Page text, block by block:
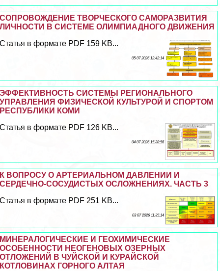
СОПРОВОЖДЕНИЕ ТВОРЧЕСКОГО САМОРАЗВИТИЯ
ЛИЧНОСТИ В СИСТЕМЕ ОЛИМПИАДНОГО ДВИЖЕНИЯ
Статья в формате PDF 159 KB...
05 07 2026 12:42:14
ЭФФЕКТИВНОСТЬ СИСТЕМЫ РЕГИОНАЛЬНОГО
УПРАВЛЕНИЯ ФИЗИЧЕСКОЙ КУЛЬТУРОЙ И СПОРТОМ
РЕСПУБЛИКИ КОМИ
Статья в формате PDF 126 KB...
04 07 2026 15:38:56
К ВОПРОСУ О АРТЕРИАЛЬНОМ ДАВЛЕНИИ И
СЕРДЕЧНО-СОСУДИСТЫХ ОСЛОЖНЕНИЯХ. ЧАСТЬ 3
Статья в формате PDF 251 KB...
03 07 2026 11:35:14
МИНЕРАЛОГИЧЕСКИЕ И ГЕОХИМИЧЕСКИЕ
ОСОБЕННОСТИ НЕОГЕНОВЫХ ОЗЕРНЫХ
ОТЛОЖЕНИЙ В ЧУЙСКОЙ И КУРАЙСКОЙ
КОТЛОВИНАХ ГОРНОГО АЛТАЯ